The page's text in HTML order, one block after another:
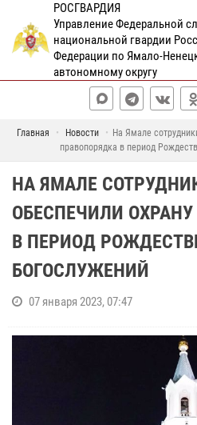
РОСГВАРДИЯ
Управление Федеральной
национальной гвардии
Федерации по Ямало-
автономному округу
Главная Новости
На Ямале
правопорядка в период
НА ЯМАЛЕ
ОБЕСПЕЧИЛИ
В ПЕРИОД
БОГОСЛУЖЕНИЙ
07 января 2023, 07:47